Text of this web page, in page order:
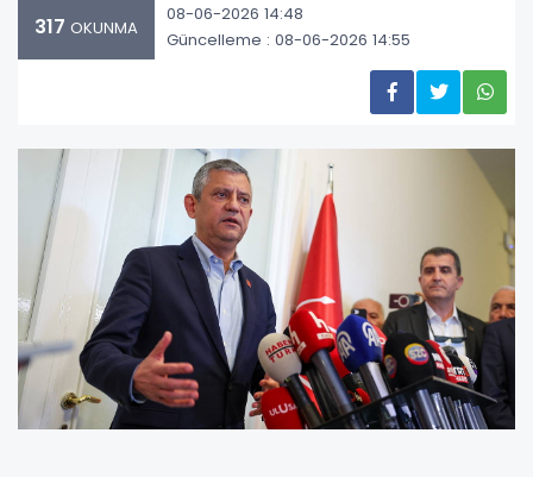
317 OKUNMA
08-06-2026 14:48
Güncelleme : 08-06-2026 14:55